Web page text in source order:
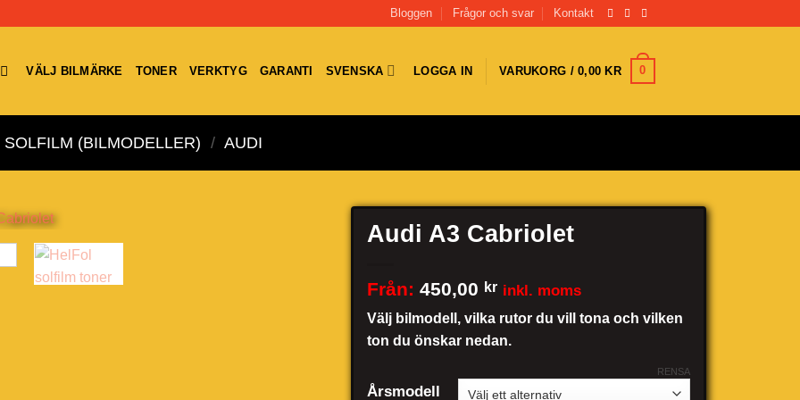
Bloggen Frågor och svar Kontakt
VÄLJ BILMÄRKE TONER VERKTYG GARANTI SVENSKA LOGGA IN VARUKORG /0,00KR 0
(BILMODELLER) / AUDI
Audi A3 Cabriolet
Från: 450,00 kr inkl. moms
Välj bilmodell, vilka rutor du vill tona och vilken
ton du önskar nedan.
Årsmodell
RENSA